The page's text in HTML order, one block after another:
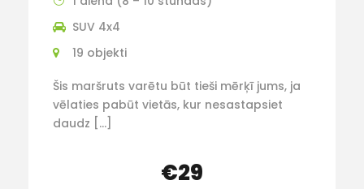
SUV 4x4
19 objekti
Šis maršruts varētu būt tieši mērķī jums, ja
vēlaties pabūt vietās, kur nesastapsiet
daudz […]
€29